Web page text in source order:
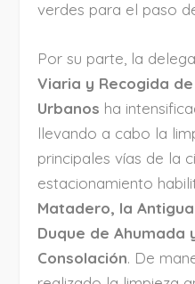
verdes para el paso
Por su parte, la
Viaria y Recogida
Urbanos ha
llevando a cabo la
principales vías de la
estacionamiento
Matadero, la
Duque de Ahumada
Consolación. De